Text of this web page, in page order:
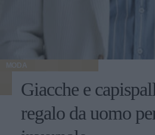
MODA
Giacche e
regalo da uomo